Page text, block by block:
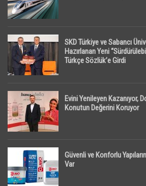
SKD Türkiye ve Sabancı
Hazırlanan Yeni
Türkçe Sözlük’e Girdi
Evini Yenileyen Kazanıyor,
Konutun Değerini Koruyor
Güvenli ve Konforlu
Var